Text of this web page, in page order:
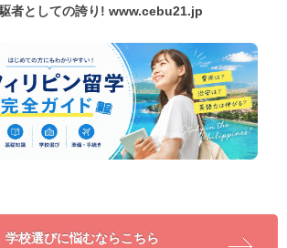
者としての誇り! www.cebu21.jp
学校選びに悩むならこちら